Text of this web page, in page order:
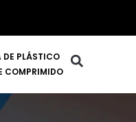
DE PLÁSTICO
COMPRIMIDO